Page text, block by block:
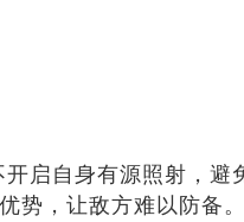
启自身有源照射，
势，让敌方难以防备。